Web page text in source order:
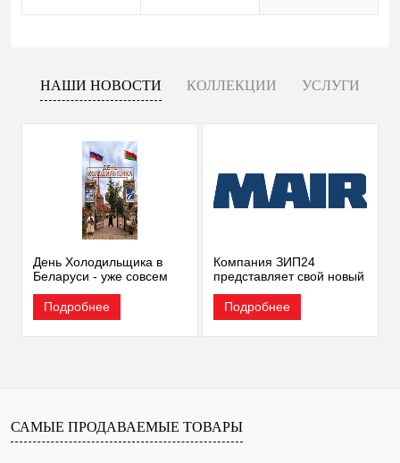
НАШИ НОВОСТИ КОЛЛЕКЦИИ УСЛУГИ
День Холодильщика в
Беларуси - уже совсем
Подробнее
Компания ЗИП24
представляет свой новый
Подробнее
САМЫЕ ПРОДАВАЕМЫЕ ТОВАРЫ